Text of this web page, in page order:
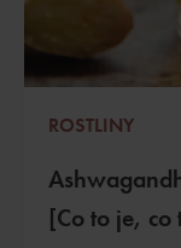
ROSTLINY
[Co to je, co